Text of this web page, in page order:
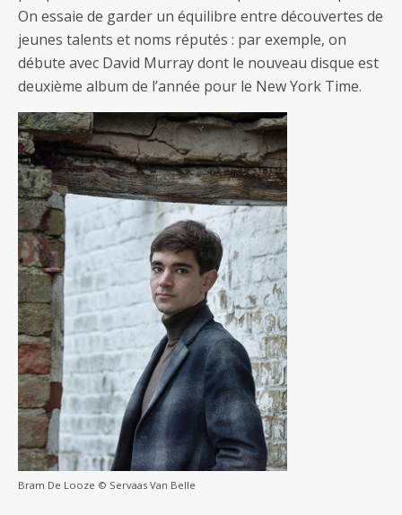
On essaie de garder un équilibre entre découvertes de
jeunes talents et noms réputés : par exemple, on
débute avec David Murray dont le nouveau disque est
deuxième album de l’année pour le New York Time.
Bram De Looze © Servaas Van Belle